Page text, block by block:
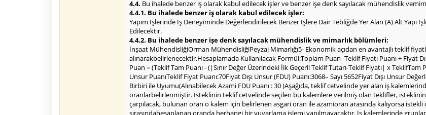
4.4. Bu ihalede benzer iş olarak kabul edilecek işler ve benzer işe denk sayılacak mühendislik
4.4.1. Bu ihalede benzer iş olarak kabul edilecek işler:
Yapım İşlerinde İş Deneyiminde Değerlendirilecek Benzer İşlere Dair Tebliğde Yer Alan (A) Alt Yapı
Edilecektir.
4.4.2. Bu ihalede benzer işe denk sayılacak mühendislik ve mimarlık bölümleri:
İnşaat MühendisliğiOrman MühendisliğiPeyzaj Mimarlığı5- Ekonomik açıdan en avantajlı teklif
alınarakbelirlenecektir.Hesaplamada Kullanılacak Formül:Toplam Puan=Teklif Fiyatı Puanı + Fiyat
Puan = (Teklif Tam Puanı - (|Sınır Değer Üzerindeki İlk Geçerli Teklif Tutarı-Teklif Fiyatı| x TeklifTam
Unsur PuanıTeklif Fiyat Puanı:70Fiyat Dışı Unsur (FDU) Puanı:3068– Sayı 5652Fiyat Dışı Unsur
Birbiri ile Uyumu(Alınabilecek Azami FDU Puanı : 30 )Aşağıda, teklif cetvelinde yer alan iş
oranlarbelirlenmiştir. İsteklinin teklif cetvelinde seçilen bu kalemlere verilmiş olan teklifler,
çarpılacak, bulunan oran o kalem için belirlenen asgari oran ile azamioran arasında kalıyorsa istekli
sırasındahesaplanan oranda herhangi bir yuvarlama işlemi yapılmayacaktır. İş kalemlerinde